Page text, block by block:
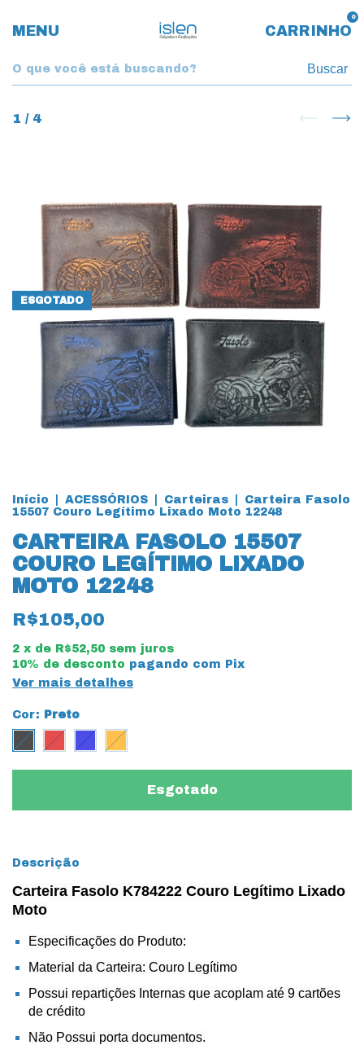
MENU CARRINHO
0
Buscar
1 / 4
ESGOTADO
Início ACESSÓRIOS Carteiras
Carteira Fasolo
15507 Couro Legítimo Lixado Moto 12248
CARTEIRA FASOLO 15507
COURO LEGÍTIMO LIXADO
MOTO 12248
R$105,00
2 x de R$52,50 sem juros
10% de desconto pagando com Pix
Ver mais detalhes
Cor: Preto
Descrição
Carteira Fasolo K784222 Couro Legítimo Lixado
Moto
Especificações do Produto:
Material da Carteira: Couro Legítimo
Possui repartições Internas que acoplam até 9 cartões
de crédito
Não Possui porta documentos.